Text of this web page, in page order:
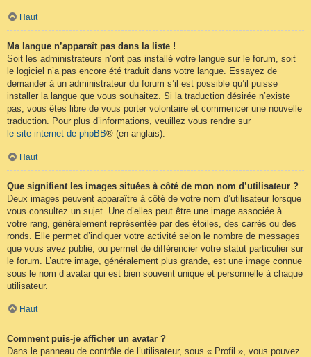
Haut
Ma langue n’apparaît pas dans la liste !
Soit les administrateurs n’ont pas installé votre langue sur le forum, soit
le logiciel n’a pas encore été traduit dans votre langue. Essayez de
demander à un administrateur du forum s’il est possible qu’il puisse
installer la langue que vous souhaitez. Si la traduction désirée n’existe
pas, vous êtes libre de vous porter volontaire et commencer une nouvelle
traduction. Pour plus d’informations, veuillez vous rendre sur
le site internet de phpBB® (en anglais).
Haut
Que signifient les images situées à côté de mon nom d’utilisateur ?
Deux images peuvent apparaître à côté de votre nom d’utilisateur lorsque
vous consultez un sujet. Une d’elles peut être une image associée à
votre rang, généralement représentée par des étoiles, des carrés ou des
ronds. Elle permet d’indiquer votre activité selon le nombre de messages
que vous avez publié, ou permet de différencier votre statut particulier sur
le forum. L’autre image, généralement plus grande, est une image connue
sous le nom d’avatar qui est bien souvent unique et personnelle à chaque
utilisateur.
Haut
Comment puis-je afficher un avatar ?
Dans le panneau de contrôle de l’utilisateur, sous « Profil », vous pouvez